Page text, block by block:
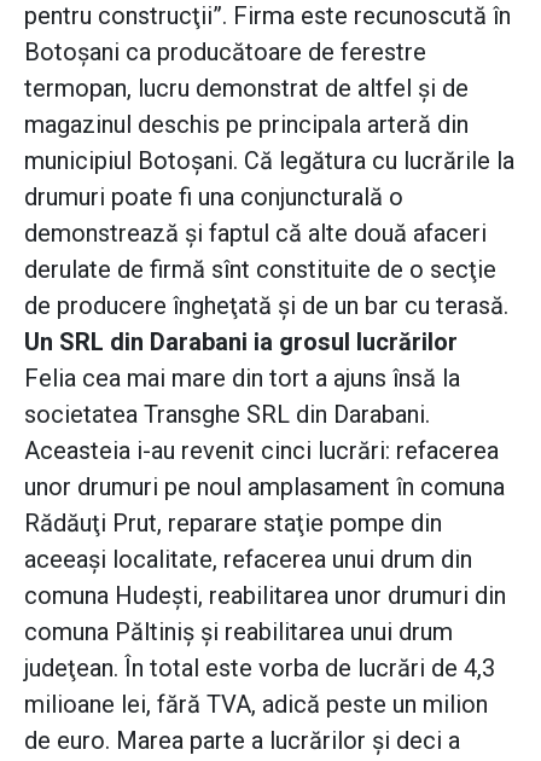
pentru construcţii”. Firma este recunoscută în
Botoşani ca producătoare de ferestre
termopan, lucru demonstrat de altfel şi de
magazinul deschis pe principala arteră din
municipiul Botoşani. Că legătura cu lucrările la
drumuri poate fi una conjuncturală o
demonstrează şi faptul că alte două afaceri
derulate de firmă sînt constituite de o secţie
de producere îngheţată şi de un bar cu terasă.
Un SRL din Darabani ia grosul lucrărilor
Felia cea mai mare din tort a ajuns însă la
societatea Transghe SRL din Darabani.
Aceasteia i-au revenit cinci lucrări: refacerea
unor drumuri pe noul amplasament în comuna
Rădăuţi Prut, reparare staţie pompe din
aceeaşi localitate, refacerea unui drum din
comuna Hudeşti, reabilitarea unor drumuri din
comuna Păltiniş şi reabilitarea unui drum
judeţean. În total este vorba de lucrări de 4,3
milioane lei, fără TVA, adică peste un milion
de euro. Marea parte a lucrărilor şi deci a